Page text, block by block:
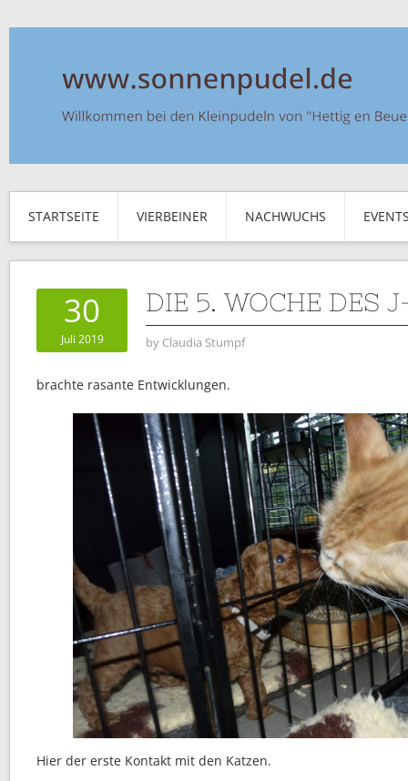
STARTSEITE VIERBEINER NACHWUCHS
30
Juli 2019
DIE 5. WOCHE DES
by Claudia Stumpf
brachte rasante Entwicklungen.
Hier der erste Kontakt mit den Katzen.